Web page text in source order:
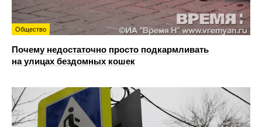
Общество
Почему недостаточно просто подкармливать
на улицах бездомных кошек